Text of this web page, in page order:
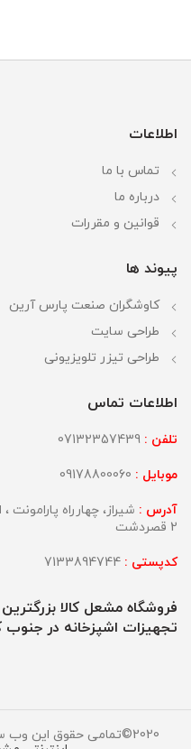
اطلاعات
تماس با ما
درباره ما
قوانین و مقررات
پیوند ها
کاوشگران صنعت پارس آرین
طراحی سایت
طراحی تیزر تلویزیونی
اطلاعات تماس
تلفن :
موبایل :
آدرس : شیراز، چهارراه
2 قصردشت
کدپستی :
فروشگاه مشعل کالا
تجهیزات اشپزخانه در جنوب
2020©تمامی حقوق این وب سایت محفوظ و متعلق به